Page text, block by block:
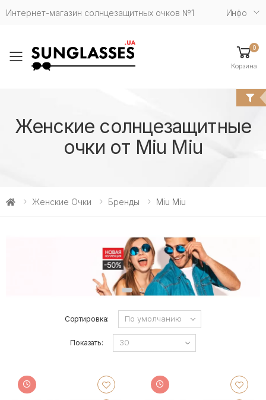
Интернет-магазин солнцезащитных очков №1 Инфо
Toggle mobile menu
0
Корзина
Женские солнцезащитные
очки от Miu Miu
Женские Очки Бренды Miu Miu
Сортировка:
Показать: